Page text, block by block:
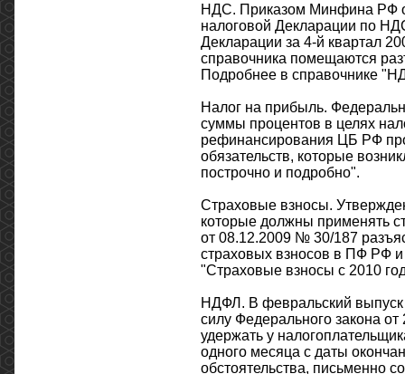
НДС. Приказом Минфина РФ
налоговой Декларации по
Декларации за 4-й квартал
справочника помещаются
Подробнее в справочнике
Налог на прибыль.
суммы процентов в целях
рефинансирования ЦБ РФ
обязательств, которые
построчно и подробно".
Страховые взносы.
которые должны применять
от 08.12.2009 № 30/187
страховых взносов в ПФ РФ
"Страховые взносы с 2010
НДФЛ. В февральский выпуск
силу Федерального закона
удержать у
одного месяца с даты
обстоятельства, письменно